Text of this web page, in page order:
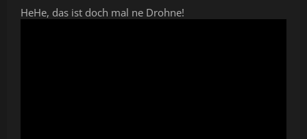
HeHe, das ist doch mal ne Drohne!